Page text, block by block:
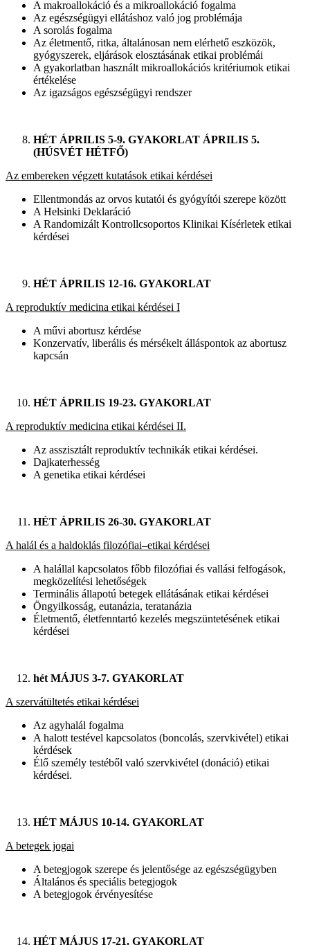
A makroallokáció és a mikroallokáció fogalma
Az egészségügyi ellátáshoz való jog problémája
A sorolás fogalma
Az életmentő, ritka, általánosan nem elérhető eszközök,
gyógyszerek, eljárások elosztásának etikai problémái
A gyakorlatban használt mikroallokációs kritériumok etikai
értékelése
Az igazságos egészségügyi rendszer
HÉT ÁPRILIS 5-9. GYAKORLAT ÁPRILIS 5.
(HÚSVÉT HÉTFŐ)
Az embereken végzett kutatások etikai kérdései
Ellentmondás az orvos kutatói és gyógyítói szerepe között
A Helsinki Deklaráció
A Randomizált Kontrollcsoportos Klinikai Kísérletek etikai
kérdései
HÉT ÁPRILIS 12-16. GYAKORLAT
A reproduktív medicina etikai kérdései I
A művi abortusz kérdése
Konzervatív, liberális és mérsékelt álláspontok az abortusz
kapcsán
HÉT ÁPRILIS 19-23. GYAKORLAT
A reproduktív medicina etikai kérdései II.
Az asszisztált reproduktív technikák etikai kérdései.
Dajkaterhesség
A genetika etikai kérdései
HÉT ÁPRILIS 26-30. GYAKORLAT
A halál és a haldoklás filozófiai–etikai kérdései
A halállal kapcsolatos főbb filozófiai és vallási felfogások,
megközelítési lehetőségek
Terminális állapotú betegek ellátásának etikai kérdései
Öngyilkosság, eutanázia, teratanázia
Életmentő, életfenntartó kezelés megszüntetésének etikai
kérdései
hét MÁJUS 3-7. GYAKORLAT
A szervátültetés etikai kérdései
Az agyhalál fogalma
A halott testével kapcsolatos (boncolás, szervkivétel) etikai
kérdések
Élő személy testéből való szervkivétel (donáció) etikai
kérdései.
HÉT MÁJUS 10-14. GYAKORLAT
A betegek jogai
A betegjogok szerepe és jelentősége az egészségügyben
Általános és speciális betegjogok
A betegjogok érvényesítése
HÉT MÁJUS 17-21. GYAKORLAT